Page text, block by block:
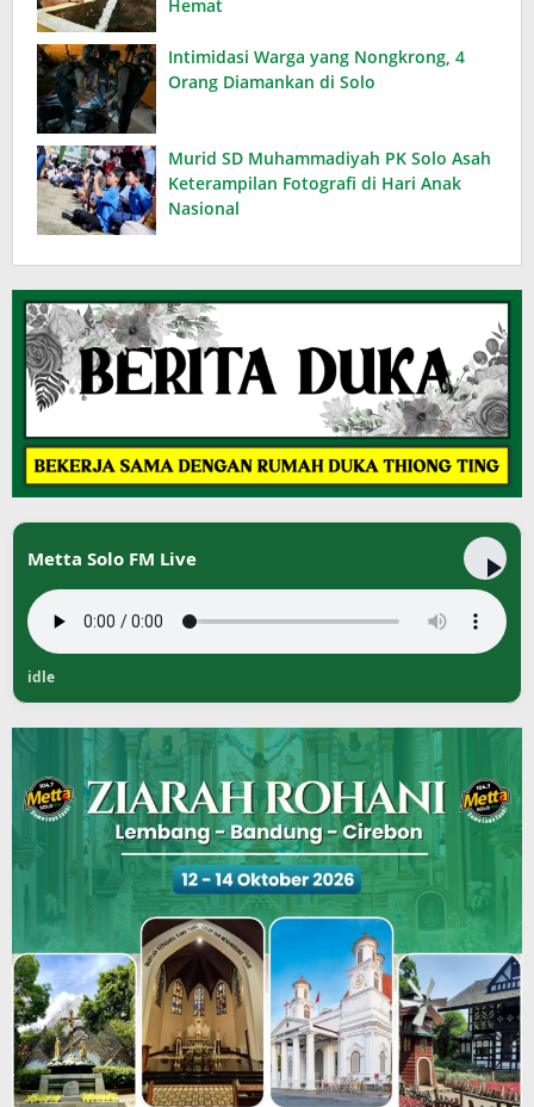
Hemat
Intimidasi Warga yang Nongkrong, 4
Orang Diamankan di Solo
Murid SD Muhammadiyah PK Solo Asah
Keterampilan Fotografi di Hari Anak
Nasional
Metta Solo FM Live
idle